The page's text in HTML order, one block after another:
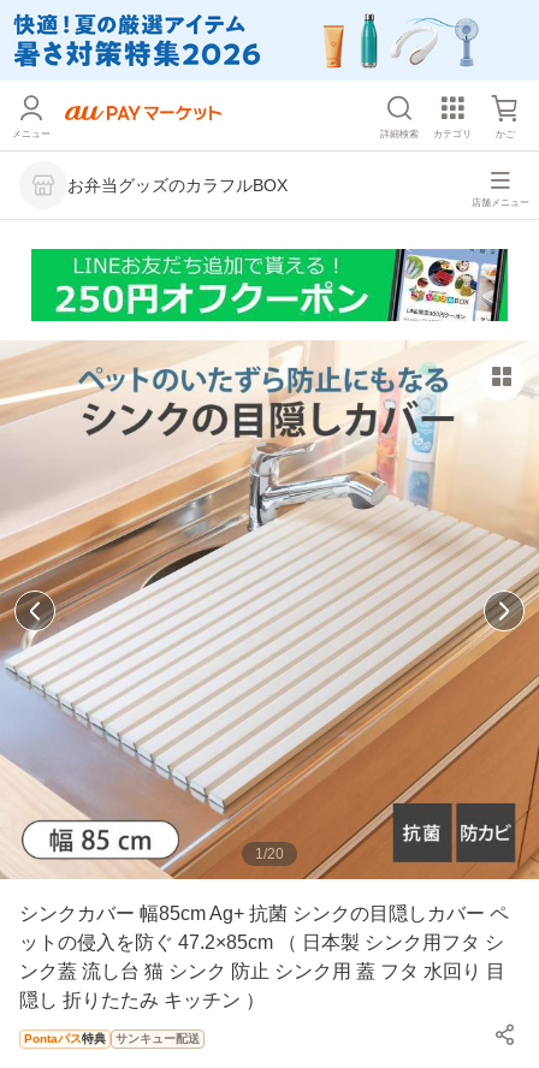
メニュー 詳細検索 カテゴリ かご
お弁当グッズのカラフルBOX
店舗メニュー
1 /20
シンクカバー 幅85cm Ag+ 抗菌 シンクの目隠しカバー ペ
ットの侵入を防ぐ 47.2×85cm （ 日本製 シンク用フタ シ
ンク蓋 流し台 猫 シンク 防止 シンク用 蓋 フタ 水回り 目
隠し 折りたたみ キッチン ）
Pontaパス特典 サンキュー配送